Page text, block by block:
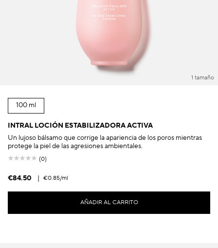
1 tamaño
100 ml
INTRAL LOCIÓN ESTABILIZADORA ACTIVA
Un lujoso bálsamo que corrige la apariencia de los poros mientras
protege la piel de las agresiones ambientales.
(0)
€84.50 | €0.85/ml
AÑADIR AL CARRITO